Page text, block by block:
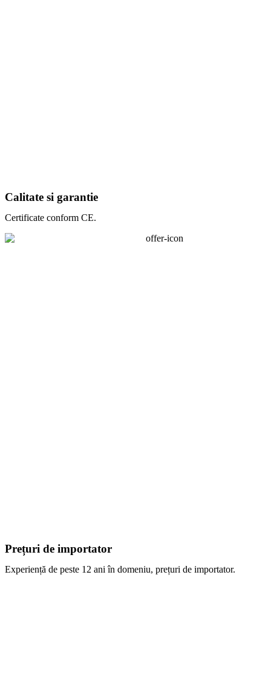
Calitate si garantie
Certificate conform CE.
Prețuri de importator
Experiență de peste 12 ani în domeniu, prețuri de importator.